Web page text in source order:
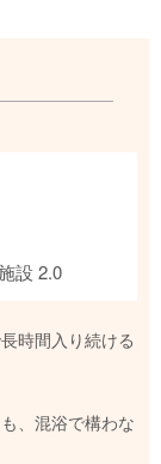
設 2.0
時間入り続ける
、混浴で構わな